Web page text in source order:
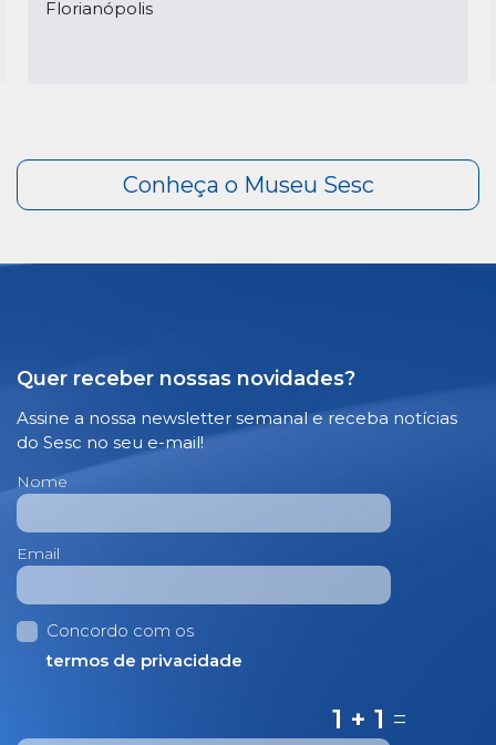
Florianópolis
Quer receber nossas novidades?
Assine a nossa newsletter semanal e receba notícias
do Sesc no seu e-mail!
Nome
Email
Concordo com os
termos de privacidade
1 + 1 =